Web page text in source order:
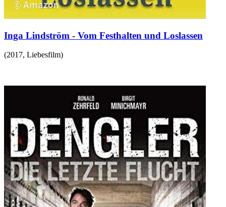
Inga Lindström - Vom Festhalten und Loslassen
(2017, Liebesfilm)